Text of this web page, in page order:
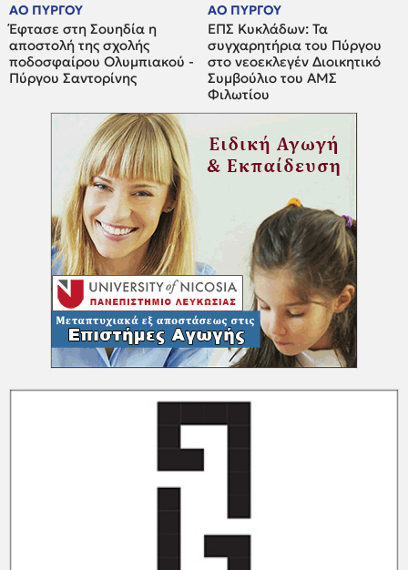
ΑΟ ΠΥΡΓΟΥ
Έφτασε στη Σουηδία η
αποστολή της σχολής
ποδοσφαίρου Ολυμπιακού -
Πύργου Σαντορίνης
ΑΟ ΠΥΡΓΟΥ
ΕΠΣ Κυκλάδων: Τα
συγχαρητήρια του Πύργου
στο νεοεκλεγέν Διοικητικό
Συμβούλιο του ΑΜΣ
Φιλωτίου